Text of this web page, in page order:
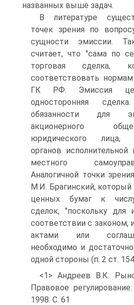
названных выше задач.
В литературе
точек зрения по
сущности эмиссии.
считает, что "сама по
торговая сделка,
соответствовать
ГК РФ. Эмиссия
односторонняя
обязанности для
акционерного
юридического лица,
органов
местного
Аналогичной точки
М.И. Брагинский,
ценных бумаг к
сделок, "поскольку
соответствии с
актами или
необходимо и
одной стороны (п. 2 ст.
<1> Андреев В.К.
Правовое
1998. С. 61